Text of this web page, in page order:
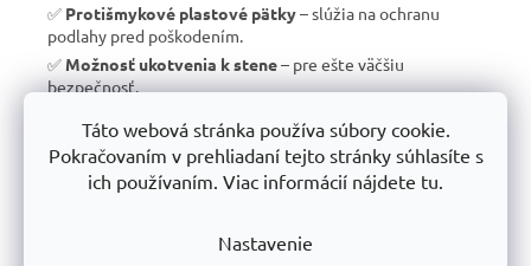
Táto webová stránka používa súbory cookie.
Pokračovaním v prehliadaní tejto stránky súhlasíte s
ich používaním. Viac informácií nájdete tu.
Nastavenie
✅ Protišmykové plastové pätky– slúžia na ochranu
podlahy pred poškodením.
✅ Možnosť ukotvenia k stene– pre ešte väčšiu
bezpečnosť.
výroba s dlhou životnosťou.
✅10 rokov záruka– dôkaz kvality a dlhodobej odolnosti.